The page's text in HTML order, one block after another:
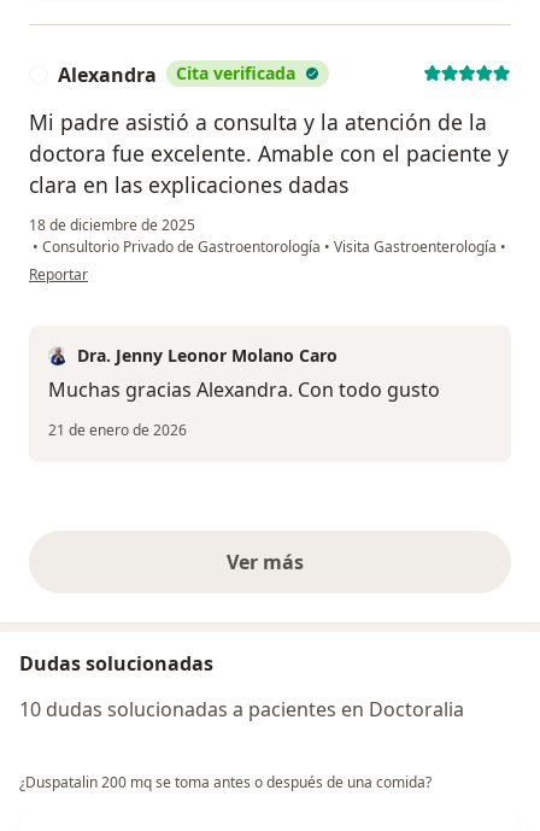
Alexandra Cita verificada
Mi padre asistió a consulta y la atención de la
doctora fue excelente. Amable con el paciente y
clara en las explicaciones dadas
18 de diciembre de 2025
• Consultorio Privado de Gastroentorología • Visita Gastroenterología •
en opinión del usuario Alexandra
Reportar
Dra. Jenny Leonor Molano Caro
Muchas gracias Alexandra. Con todo gusto
21 de enero de 2026
Ver másopiniones anteriores
Dudas solucionadas
10 dudas solucionadas a pacientes en Doctoralia
¿Duspatalin 200 mq se toma antes o después de una comida?